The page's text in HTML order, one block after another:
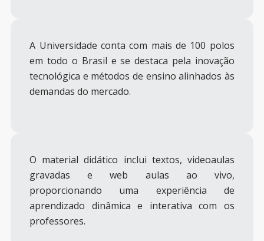
A Universidade conta com mais de 100 polos
em todo o Brasil e se destaca pela inovação
tecnológica e métodos de ensino alinhados às
demandas do mercado.
O material didático inclui textos, videoaulas
gravadas e web aulas ao vivo,
proporcionando uma experiência de
aprendizado dinâmica e interativa com os
professores.